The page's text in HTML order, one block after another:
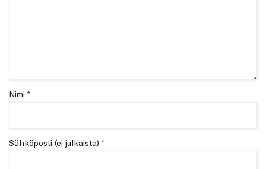
Nimi *
Sähköposti (ei julkaista) *